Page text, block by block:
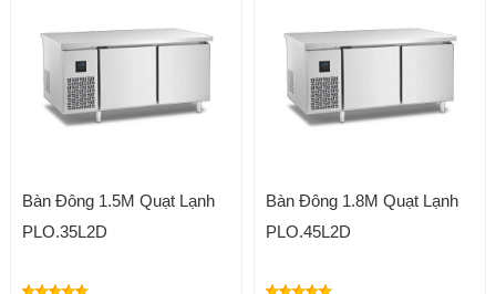
Bàn Đông 1.5M Quạt Lạnh
PLO.35L2D
Bàn Đông 1.8M Quạt Lạnh
PLO.45L2D